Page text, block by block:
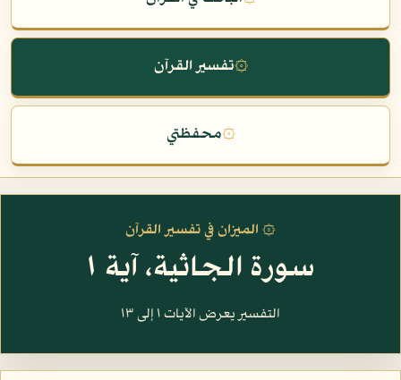
۞تفسير القرآن
۞محفظتي
۞ الميزان في تفسير القرآن
سورة الجاثية، آية ١
التفسير يعرض الآيات ١ إلى ١٣